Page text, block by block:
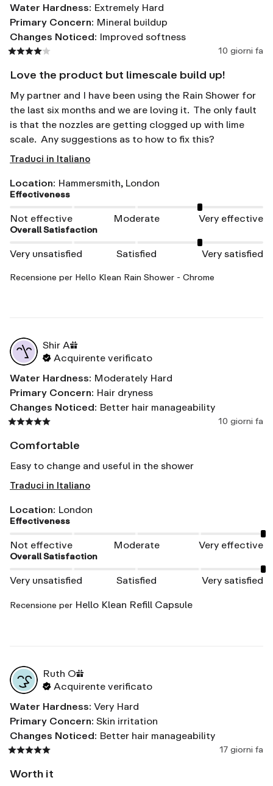
Water Hardness: Extremely Hard
Primary Concern: Mineral buildup
Changes Noticed: Improved softness
10 giorni fa
Love the product but limescale build up!
My partner and I have been using the Rain Shower for
the last six months and we are loving it.  The only fault
is that the nozzles are getting clogged up with lime
scale.  Any suggestions as to how to fix this?
Traduci in Italiano
Location: Hammersmith, London
Effectiveness
Not effective Moderate Very effective
Overall Satisfaction
Very unsatisfied Satisfied Very satisfied
Recensione per Hello Klean Rain Shower - Chrome
Shir A
Acquirente verificato
Water Hardness: Moderately Hard
Primary Concern: Hair dryness
Changes Noticed: Better hair manageability
10 giorni fa
Comfortable
Easy to change and useful in the shower
Traduci in Italiano
Location: London
Effectiveness
Not effective Moderate Very effective
Overall Satisfaction
Very unsatisfied Satisfied Very satisfied
Recensione per Hello Klean Refill Capsule
Ruth O
Acquirente verificato
Water Hardness: Very Hard
Primary Concern: Skin irritation
Changes Noticed: Better hair manageability
17 giorni fa
Worth it